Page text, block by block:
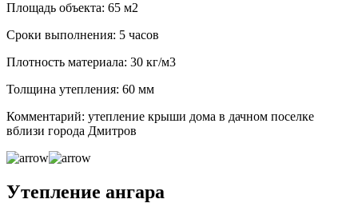
Площадь объекта: 65 м2
Сроки выполнения: 5 часов
Плотность материала: 30 кг/м3
Толщина утепления: 60 мм
Комментарий: утепление крыши дома в дачном поселке
вблизи города Дмитров
Утепление ангара